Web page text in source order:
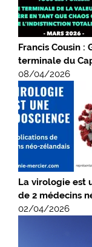
Francis Cousin
terminale du
08/04/2026
La virologie est
de 2 médecins
02/04/2026